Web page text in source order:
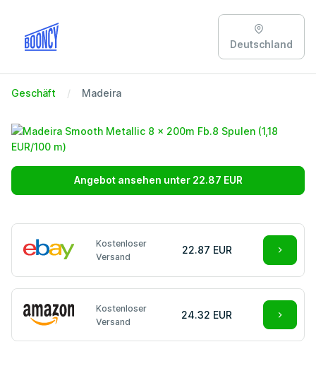
Deutschland
Geschäft Madeira
Angebot ansehen unter 22.87 EUR
Kostenloser
Versand
22.87 EUR
Kostenloser
Versand
24.32 EUR